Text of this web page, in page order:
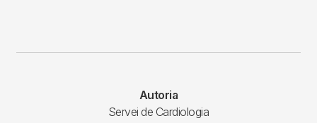
Autoria
Servei de Cardiologia